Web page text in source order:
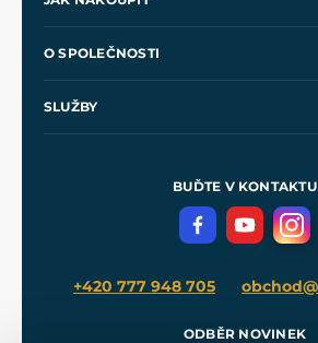
Velkoobchod
O SPOLEČNOSTI
SLUŽBY
Meče pro Kingdom Come
BUĎTE V KONTAKTU
+420 777 948 705
ODBĚR NOVINEK